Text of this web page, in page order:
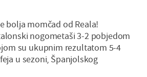
bolja momčad od Reala!
nogometaši 3-2 pobjedom
su ukupnim rezultatom 5-4
u sezoni, Španjolskog